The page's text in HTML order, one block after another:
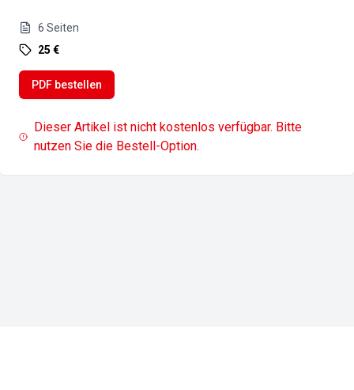
6 Seiten
25 €
PDF bestellen
Dieser Artikel ist nicht kostenlos verfügbar. Bitte
nutzen Sie die Bestell-Option.